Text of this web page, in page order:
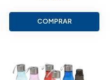
COMPRAR